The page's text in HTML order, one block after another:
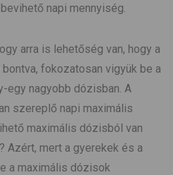
napi mennyiség.
arra is lehetőség van, hogy a
fokozatosan vigyük be a
egy nagyobb dózisban. A
szereplő napi maximális
maximális dózisból van
Azért, mert a gyerekek és a
a maximális dózisok